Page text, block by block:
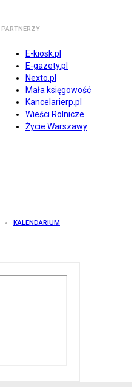
PARTNERZY
E-kiosk.pl
E-gazety.pl
Nexto.pl
Mała księgowość
Kancelarierp.pl
Wieści Rolnicze
Życie Warszawy
KALENDARIUM